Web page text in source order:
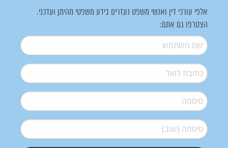
אלפי עורכי דין ואנשי משפט נעזרים בידע משפטי מהימן ועדכני.
הצטרפו גם אתם:
שם משתמש*
דואל*
סיסמה*
סיסמה (שוב)*